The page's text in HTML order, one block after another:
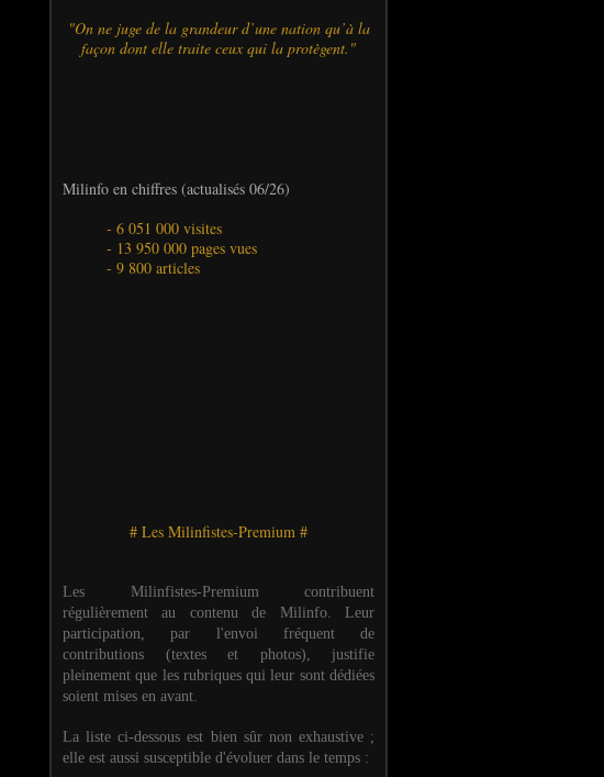
"On ne juge de la grandeur d’une nation qu’à la
façon dont elle traite ceux qui la protègent."
Milinfo en chiffres (actualisés 06/26)
- 6 051 000 visites
- 13 950 000 pages vues
- 9 800 articles
# Les Milinfistes-Premium #
Les Milinfistes-Premium contribuent
régulièrement au contenu de Milinfo. Leur
participation, par l'envoi fréquent de
contributions (textes et photos), justifie
pleinement que les rubriques qui leur sont dédiées
soient mises en avant.
La liste ci-dessous est bien sûr non exhaustive ;
elle est aussi susceptible d'évoluer dans le temps :